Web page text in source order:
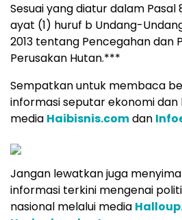
Sesuai yang diatur dalam Pasal
ayat (1) huruf b Undang-
2013 tentang Pencegahan dan
Perusakan Hutan.***
Sempatkan untuk membaca
informasi seputar ekonomi dan
media Haibisnis.comdan
Jangan lewatkan juga
informasi terkini mengenai
nasional melalui media